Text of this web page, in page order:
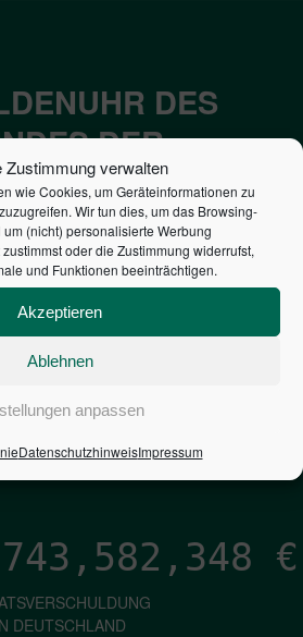
Zustimmung verwalten
wie Cookies, um Geräteinformationen zu
Wir tun dies, um das Browsing-
(nicht) personalisierte Werbung
oder die Zustimmung widerrufst,
und Funktionen beeinträchtigen.
Akzeptieren
Ablehnen
anpassen
DatenschutzhinweisImpressum
DES
DER
€
PRO SEKUNDE
€
ZINSEN
€
DEUTSCHLAND